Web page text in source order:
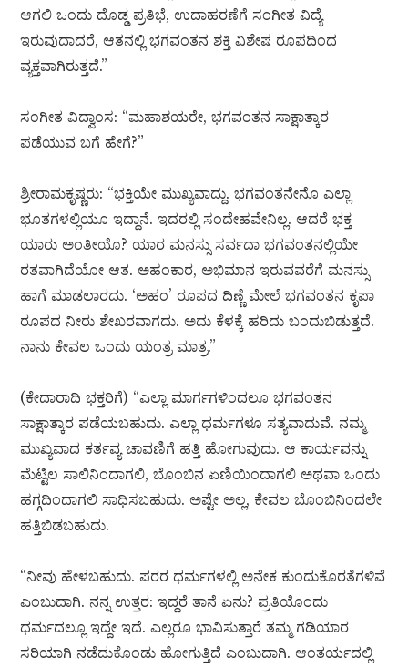
ಆಗಲಿ ಒಂದು ದೊಡ್ಡ ಪ್ರತಿಭೆ, ಉದಾಹರಣೆಗೆ ಸಂಗೀತ ವಿದ್ಯೆ
ಇರುವುದಾದರೆ, ಆತನಲ್ಲಿ ಭಗವಂತನ ಶಕ್ತಿ ವಿಶೇಷ ರೂಪದಿಂದ
ವ್ಯಕ್ತವಾಗಿರುತ್ತದೆ.”
ಸಂಗೀತ ವಿದ್ವಾಂಸ: “ಮಹಾಶಯರೇ, ಭಗವಂತನ ಸಾಕ್ಷಾತ್ಕಾರ
ಪಡೆಯುವ ಬಗೆ ಹೇಗೆ?”
ಶ್ರೀರಾಮಕೃಷ್ಣರು: “ಭಕ್ತಿಯೇ ಮುಖ್ಯವಾದ್ದು. ಭಗವಂತನೇನೊ ಎಲ್ಲಾ
ಭೂತಗಳಲ್ಲಿಯೂ ಇದ್ದಾನೆ. ಇದರಲ್ಲಿ ಸಂದೇಹವೇನಿಲ್ಲ. ಆದರೆ ಭಕ್ತ
ಯಾರು ಅಂತೀಯೊ? ಯಾರ ಮನಸ್ಸು ಸರ್ವದಾ ಭಗವಂತನಲ್ಲಿಯೇ
ರತವಾಗಿದೆಯೋ ಆತ. ಅಹಂಕಾರ, ಅಭಿಮಾನ ಇರುವವರೆಗೆ ಮನಸ್ಸು
ಹಾಗೆ ಮಾಡಲಾರದು. ‘ಅಹಂ’ ರೂಪದ ದಿಣ್ಣೆ ಮೇಲೆ ಭಗವಂತನ ಕೃಪಾ
ರೂಪದ ನೀರು ಶೇಖರವಾಗದು. ಅದು ಕೆಳಕ್ಕೆ ಹರಿದು ಬಂದುಬಿಡುತ್ತದೆ.
ನಾನು ಕೇವಲ ಒಂದು ಯಂತ್ರ ಮಾತ್ರ.”
(ಕೇದಾರಾದಿ ಭಕ್ತರಿಗೆ) “ಎಲ್ಲಾ ಮಾರ್ಗಗಳಿಂದಲೂ ಭಗವಂತನ
ಸಾಕ್ಷಾತ್ಕಾರ ಪಡೆಯಬಹುದು. ಎಲ್ಲಾ ಧರ್ಮಗಳೂ ಸತ್ಯವಾದುವೆ. ನಮ್ಮ
ಮುಖ್ಯವಾದ ಕರ್ತವ್ಯ ಚಾವಣಿಗೆ ಹತ್ತಿ ಹೋಗುವುದು. ಆ ಕಾರ್ಯವನ್ನು
ಮೆಟ್ಟಿಲ ಸಾಲಿನಿಂದಾಗಲಿ, ಬೊಂಬಿನ ಏಣಿಯಿಂದಾಗಲಿ ಅಥವಾ ಒಂದು
ಹಗ್ಗದಿಂದಾಗಲಿ ಸಾಧಿಸಬಹುದು. ಅಷ್ಟೇ ಅಲ್ಲ, ಕೇವಲ ಬೊಂಬಿನಿಂದಲೇ
ಹತ್ತಿಬಿಡಬಹುದು.
“ನೀವು ಹೇಳಬಹುದು. ಪರರ ಧರ್ಮಗಳಲ್ಲಿ ಅನೇಕ ಕುಂದುಕೊರತೆಗಳಿವೆ
ಎಂಬುದಾಗಿ. ನನ್ನ ಉತ್ತರ: ಇದ್ದರೆ ತಾನೆ ಏನು? ಪ್ರತಿಯೊಂದು
ಧರ್ಮದಲ್ಲೂ ಇದ್ದೇ ಇದೆ. ಎಲ್ಲರೂ ಭಾವಿಸುತ್ತಾರೆ ತಮ್ಮ ಗಡಿಯಾರ
ಸರಿಯಾಗಿ ನಡೆದುಕೊಂಡು ಹೋಗುತ್ತಿದೆ ಎಂಬುದಾಗಿ. ಆಂತರ್ಯದಲ್ಲಿ